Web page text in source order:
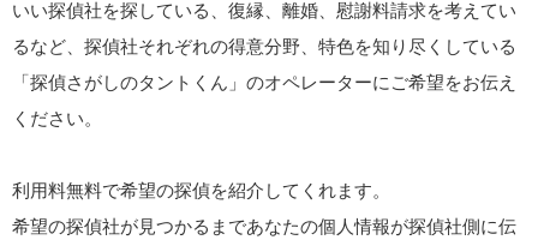
いい探偵社を探している、復縁、離婚、慰謝料請求を考えてい
るなど、探偵社それぞれの得意分野、特色を知り尽くしている
「探偵さがしのタントくん」のオペレーターにご希望をお伝え
ください。
利用料無料で希望の探偵を紹介してくれます。
希望の探偵社が見つかるまであなたの個人情報が探偵社側に伝